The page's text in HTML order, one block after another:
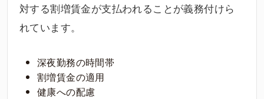
対する割増賃金が支払われることが義務付けら
れています。
深夜勤務の時間帯
割増賃金の適用
健康への配慮